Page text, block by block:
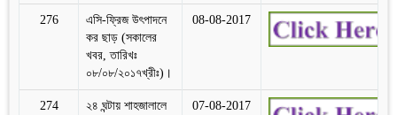
276
এসি-ফ্রিজ উৎপাদনে
কর ছাড় (সকালের
খবর, তারিখঃ
০৮/০৮/২০১৭খ্রীঃ)।
08-08-2017
274
২৪ ঘন্টায় শাহজালালে
07-08-2017